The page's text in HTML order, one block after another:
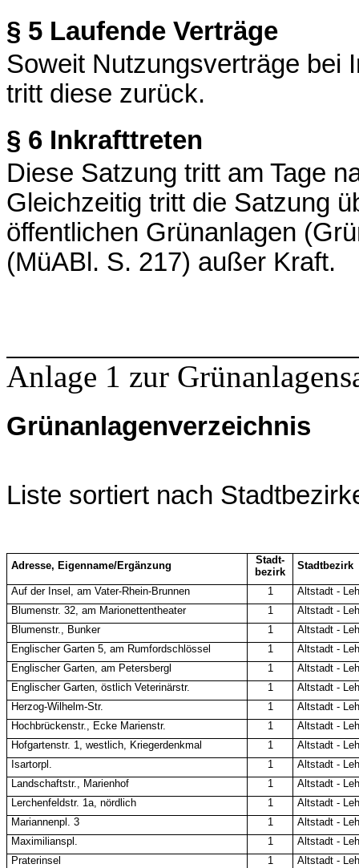
§ 5 Laufende Verträge
Soweit Nutzungsverträge bei
tritt diese zurück.
§ 6 Inkrafttreten
Diese Satzung tritt am Tage
Gleichzeitig tritt die Satzung
öffentlichen Grünanlagen
(MüABl. S. 217) außer Kraft.
Anlage 1 zur
Grünanlagenverzeichnis
Liste sortiert nach
Adresse, Eigenname/Ergänzung
Stadt-
bezirk
Stadtbezirk
Auf der Insel, am Vater-Rhein-Brunnen 1
Altstadt -
Blumenstr. 32, am Marionettentheater
1
Altstadt -
Blumenstr., Bunker
1
Altstadt -
Englischer Garten 5, am Rumfordschlössel
1
Altstadt -
Englischer Garten, am Petersbergl
1
Altstadt -
Englischer Garten, östlich Veterinärstr.
1
Altstadt -
Herzog-Wilhelm-Str.
1
Altstadt -
Hochbrückenstr., Ecke Marienstr.
1
Altstadt -
Hofgartenstr. 1, westlich, Kriegerdenkmal
1
Altstadt -
Isartorpl.
1
Altstadt -
Landschaftstr., Marienhof
1
Altstadt -
Lerchenfeldstr. 1a, nördlich
1
Altstadt -
Mariannenpl. 3
1
Altstadt -
Maximilianspl.
1
Altstadt -
Praterinsel
1
Altstadt -